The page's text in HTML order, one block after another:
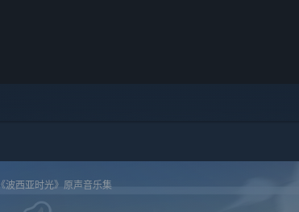
《波西亚时光》原声音乐集